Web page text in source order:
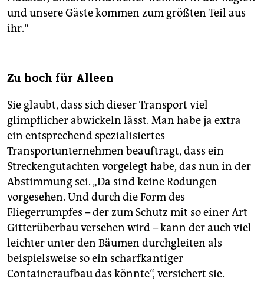
und unsere Gäste kommen zum größten Teil aus
ihr.“
Zu hoch für Alleen
Sie glaubt, dass sich dieser Transport viel
glimpflicher abwickeln lässt. Man habe ja extra
ein entsprechend spezialisiertes
Transportunternehmen beauftragt, dass ein
Streckengutachten vorgelegt habe, das nun in der
Abstimmung sei. „Da sind keine Rodungen
vorgesehen. Und durch die Form des
Fliegerrumpfes – der zum Schutz mit so einer Art
Gitterüberbau versehen wird – kann der auch viel
leichter unter den Bäumen durchgleiten als
beispielsweise so ein scharfkantiger
Containeraufbau das könnte“, versichert sie.